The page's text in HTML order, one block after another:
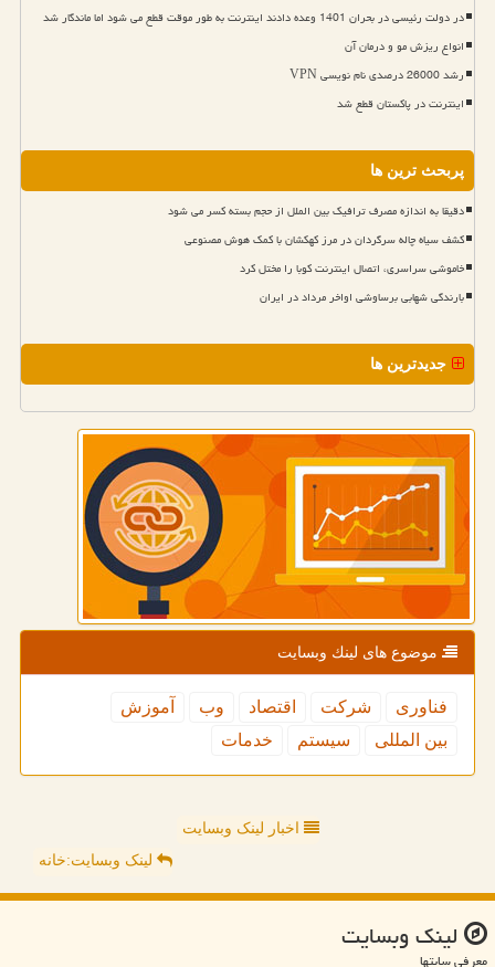
در دولت رئیسی در بحران 1401 وعده دادند اینترنت به طور موقت قطع می شود اما ماندگار شد
انواع ریزش مو و درمان آن
رشد 26000 درصدی نام نویسی VPN
اینترنت در پاکستان قطع شد
پربحث ترین ها
دقیقا به اندازه مصرف ترافیک بین الملل از حجم بسته کسر می شود
کشف سیاه چاله سرگردان در مرز کهکشان با کمک هوش مصنوعی
خاموشی سراسری، اتصال اینترنت کوبا را مختل کرد
بارندگی شهابی برساوشی اواخر مرداد در ایران
جدیدترین ها
موضوع های لینك وبسایت
فناوری شركت اقتصاد وب
آموزش
بین المللی
سیستم خدمات
اخبار لینک وبسایت
لینک وبسایت:خانه
لینك وبسایت
معرفی سایتها